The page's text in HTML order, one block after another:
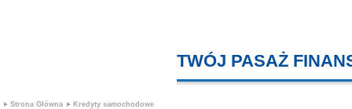
TWÓJ PASAŻ
Strona Główna Kredyty samochodowe